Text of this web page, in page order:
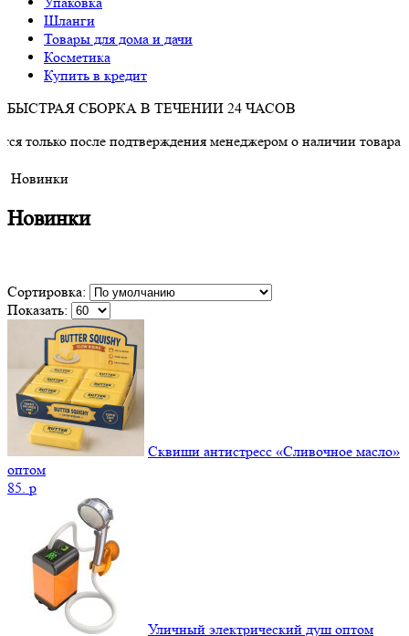
Шланги
Товары для дома и дачи
Косметика
Купить в кредит
БЫСТРАЯ СБОРКА В ТЕЧЕНИИ 24 ЧАСОВ
подтверждения менеджером о наличии товара.
Новинки
Новинки
Сортировка:
Показать:
Сквиши антистресс «Сливочное масло»
оптом
85. p
Уличный электрический душ оптом